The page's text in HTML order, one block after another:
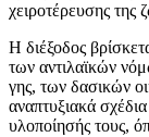
χειροτέρευσης της
Η διέξοδος
των αντιλαϊκών
γης, των δασικών
αναπτυξιακά
υλοποίησής τους,